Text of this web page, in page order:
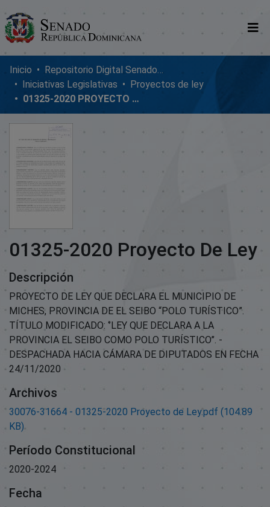
Comunidades
Glosario
Nosotros
Inicio
Repositorio Digital SenadoRD
Iniciativas Legislativas
Proyectos de ley
01325-2020 PROYECTO DE LEY
01325-2020 Proyecto De Ley
Descripción
PROYECTO DE LEY QUE DECLARA EL MUNICIPIO DE
MICHES, PROVINCIA DE EL SEIBO “POLO TURÍSTICO”.
TÍTULO MODIFICADO: ‘’LEY QUE DECLARA A LA
PROVINCIA EL SEIBO COMO POLO TURÍSTICO’’. -
DESPACHADA HACIA CÁMARA DE DIPUTADOS EN FECHA
24/11/2020
Archivos
30076-31664 - 01325-2020 Proyecto de Ley.pdf (104.89
KB)
Período Constitucional
2020-2024
Fecha